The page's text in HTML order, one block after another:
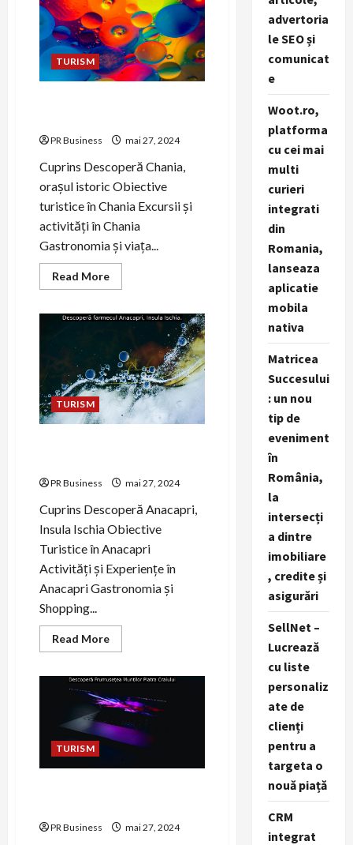
obiectivele
sale
turistice.
TURISM
PR Business mai 27, 2024
Cuprins Descoperă Chania,
orașul istoric Obiective
turistice în Chania Excursii și
activități în Chania
Gastronomia și viața...
Read MoreRead
more
farmecul
orașului
Chania,
Grecia.
TURISM
PR Business mai 27, 2024
Cuprins Descoperă Anacapri,
Insula Ischia Obiective
Turistice în Anacapri
Activități și Experiențe în
Anacapri Gastronomia și
Shopping...
Read MoreRead
more
farmecul
Insula
Ischia.
TURISM
PR Business mai 27, 2024
advertoria
le SEO și
comunicat
e
Woot.ro,
platforma
cu cei mai
multi
curieri
integrati
din
Romania,
lanseaza
aplicatie
mobila
nativa
Matricea
Succesului
: un nou
tip de
eveniment
în
România,
la
intersecți
a dintre
imobiliare
, credite și
asigurări
SellNet –
Lucrează
cu liste
personaliz
ate de
clienți
pentru a
targeta o
nouă piață
CRM
integrat